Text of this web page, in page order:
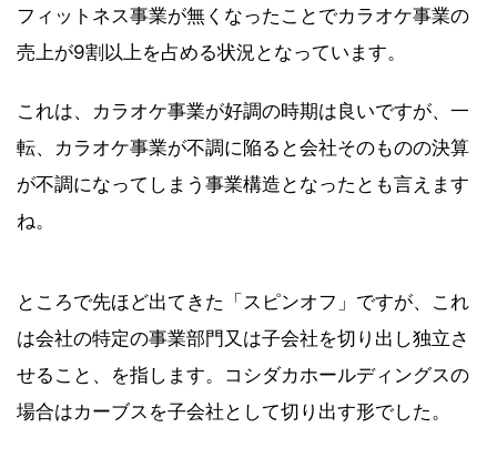
フィットネス事業が無くなったことでカラオケ事業の
売上が9割以上を占める状況となっています。
これは、カラオケ事業が好調の時期は良いですが、一
転、カラオケ事業が不調に陥ると会社そのものの決算
が不調になってしまう事業構造となったとも言えます
ね。
ところで先ほど出てきた「スピンオフ」ですが、これ
は会社の特定の事業部門又は子会社を切り出し独立さ
せること、を指します。コシダカホールディングスの
場合はカーブスを子会社として切り出す形でした。